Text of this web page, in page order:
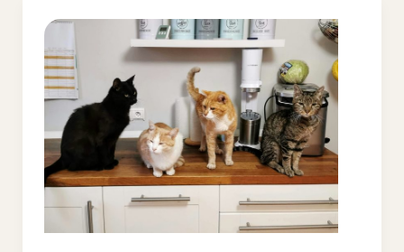
Kako
se
nositi
s
pubertetom
kod
mačaka:
vodič
za
vlasnike